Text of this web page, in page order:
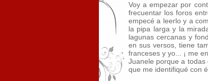
Voy a empezar por
frecuentar los foros
empecé a leerlo y a
la pipa larga y la
lagunas cercanas y
en sus versos, tiene
franceses y yo... ¡ me
Juanele porque a
que me identifiqué con